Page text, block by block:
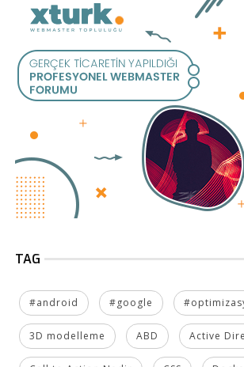
TAG
#android #google
3D modelleme ABD Active